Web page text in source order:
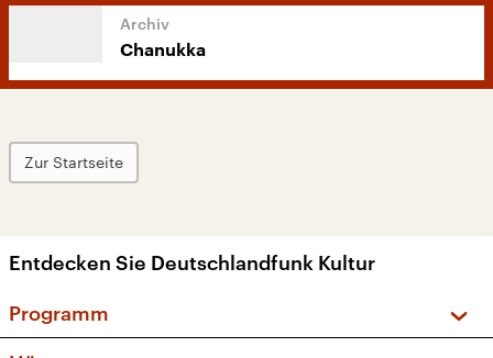
Chanukka
Zur Startseite
Entdecken Sie Deutschlandfunk Kultur
Programm